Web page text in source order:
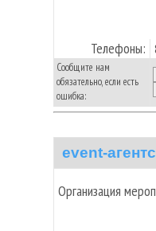
Телефоны:
Сообщите нам
обязательно, если есть
ошибка:
event-
Организация